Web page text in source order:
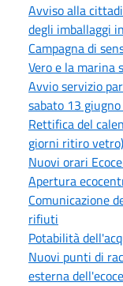
Avviso alla
degli imballaggi
Campagna di
Vero e la marina
Avvio servizio
sabato 13
Rettifica del
giorni ritiro vetro)
Nuovi orari
Apertura
Comunicazione
rifiuti
Potabilità
Nuovi punti di
esterna